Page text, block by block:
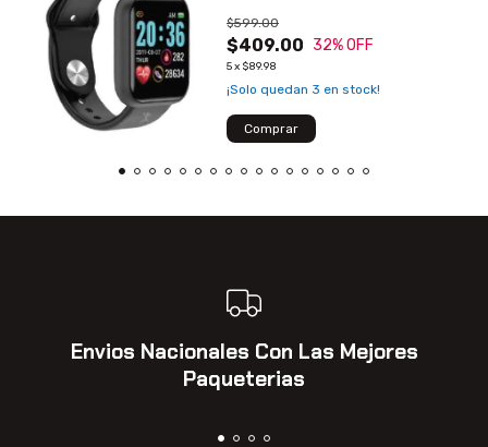
$409.00
$599.00
32% OFF
5x $89.98
¡Solo quedan 3 en stock!
Envios Nacionales Con Las Mejores
Paqueterias